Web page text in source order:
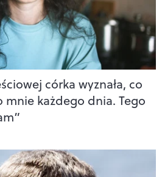
córka wyznała, co
mnie każdego dnia. Tego